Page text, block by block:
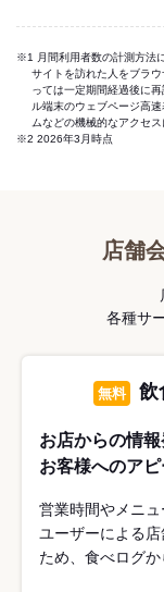
※1 月間利用者数の計測方法
サイトを訪れた人をブラ
っては一定期間経過後に
ル端末のウェブページ高
ムなどの機械的なアクセ
※2 2026年3月時点
店舗
各種サ
無料 飲
お店からの情
お客様へのアピ
営業時間やメニュ
ユーザーによる
ため、食べログ